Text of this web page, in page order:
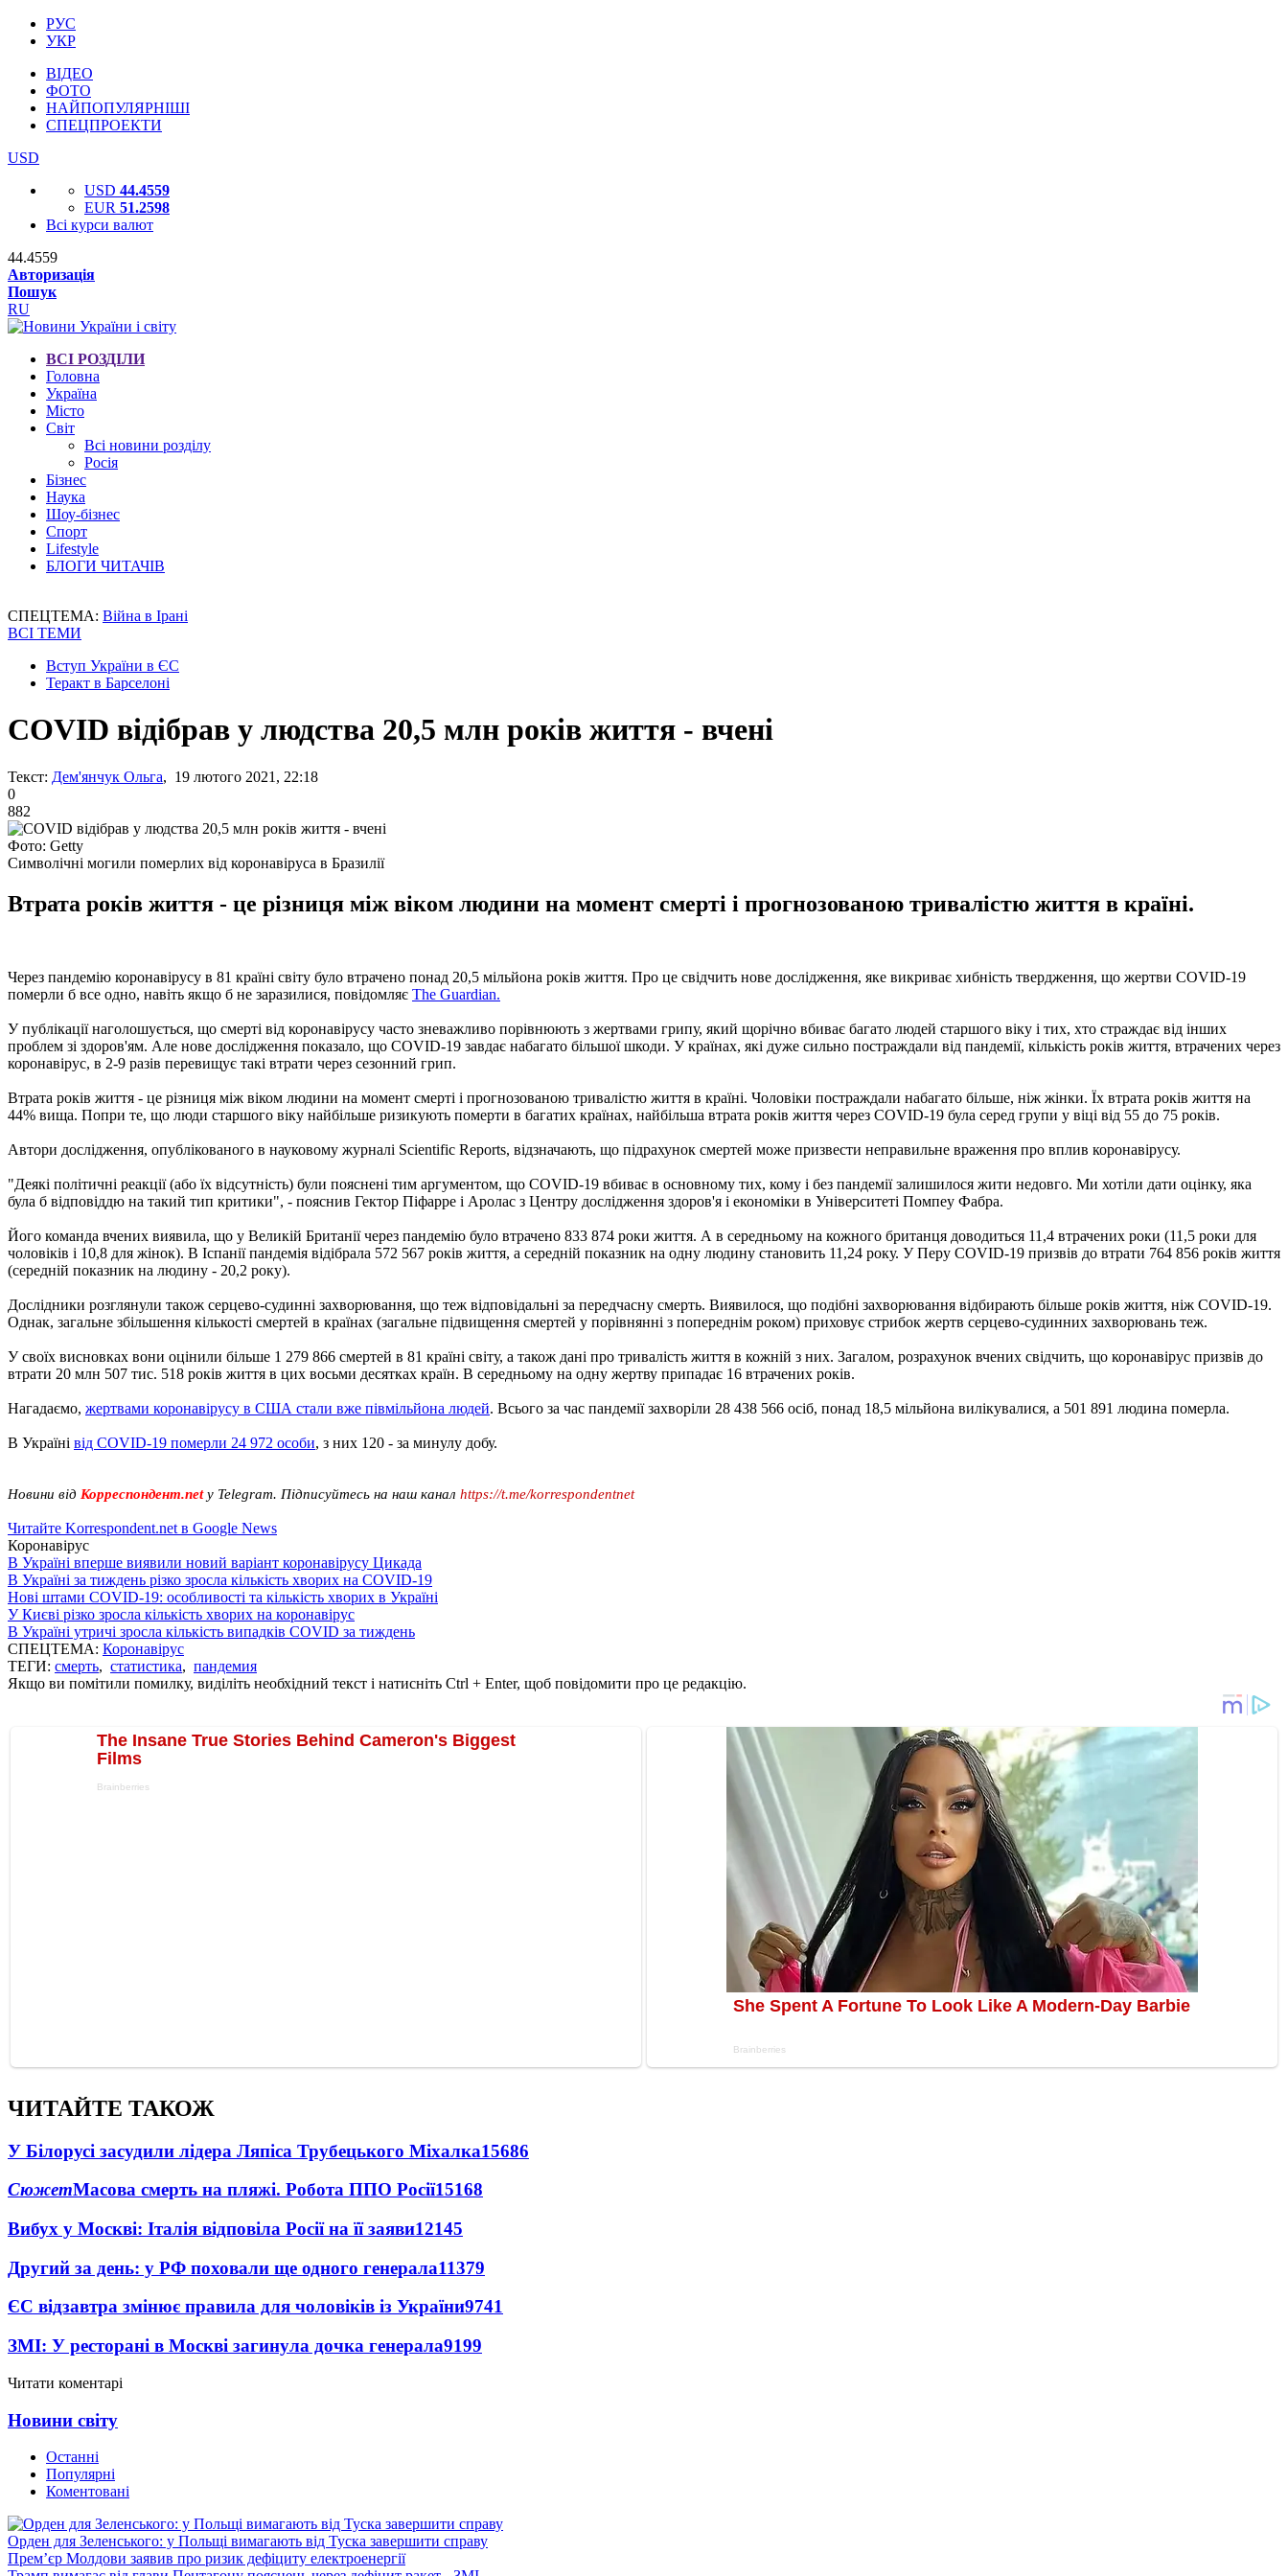
РУС
УКР
ВІДЕО
ФОТО
НАЙПОПУЛЯРНІШІ
СПЕЦПРОЕКТИ
USD
USD 44.4559
EUR 51.2598
Всі курси валют
44.4559
Авторизація
Пошук
RU
ВСІ РОЗДІЛИ
Головна
Україна
Місто
Світ
Всі новини розділу
Росія
Бізнес
Наука
Шоу-бізнес
Спорт
Lifestyle
БЛОГИ ЧИТАЧІВ
СПЕЦТЕМА: Війна в Ірані
ВСІ ТЕМИ
Вступ України в ЄС
Теракт в Барселоні
COVID відібрав у людства 20,5 млн років життя - вчені
Текст: Дем'янчук Ольга, 19 лютого 2021, 22:18
0
882
Фото: Getty
Символічні могили померлих від коронавіруса в Бразилії
Втрата років життя - це різниця між віком людини на момент смерті і прогнозованою тривалістю життя в країні.
Через пандемію коронавірусу в 81 країні світу було втрачено понад 20,5 мільйона років життя. Про це свідчить нове дослідження, яке викриває хибність твердження, що жертви COVID-19
померли б все одно, навіть якщо б не заразилися, повідомляє The Guardian.
У публікації наголошується, що смерті від коронавірусу часто зневажливо порівнюють з жертвами грипу, який щорічно вбиває багато людей старшого віку і тих, хто страждає від інших
проблем зі здоров'ям. Але нове дослідження показало, що COVID-19 завдає набагато більшої шкоди. У країнах, які дуже сильно постраждали від пандемії, кількість років життя, втрачених через
коронавірус, в 2-9 разів перевищує такі втрати через сезонний грип.
Втрата років життя - це різниця між віком людини на момент смерті і прогнозованою тривалістю життя в країні. Чоловіки постраждали набагато більше, ніж жінки. Їх втрата років життя на
44% вища. Попри те, що люди старшого віку найбільше ризикують померти в багатих країнах, найбільша втрата років життя через COVID-19 була серед групи у віці від 55 до 75 років.
Автори дослідження, опублікованого в науковому журналі Scientific Reports, відзначають, що підрахунок смертей може призвести неправильне враження про вплив коронавірусу.
"Деякі політичні реакції (або їх відсутність) були пояснені тим аргументом, що COVID-19 вбиває в основному тих, кому і без пандемії залишилося жити недовго. Ми хотіли дати оцінку, яка
була б відповіддю на такий тип критики", - пояснив Гектор Піфарре і Аролас з Центру дослідження здоров'я і економіки в Університеті Помпеу Фабра.
Його команда вчених виявила, що у Великій Британії через пандемію було втрачено 833 874 роки життя. А в середньому на кожного британця доводиться 11,4 втрачених роки (11,5 роки для
чоловіків і 10,8 для жінок). В Іспанії пандемія відібрала 572 567 років життя, а середній показник на одну людину становить 11,24 року. У Перу COVID-19 призвів до втрати 764 856 років життя
(середній показник на людину - 20,2 року).
Дослідники розглянули також серцево-судинні захворювання, що теж відповідальні за передчасну смерть. Виявилося, що подібні захворювання відбирають більше років життя, ніж COVID-19.
Однак, загальне збільшення кількості смертей в країнах (загальне підвищення смертей у порівнянні з попереднім роком) приховує стрибок жертв серцево-судинних захворювань теж.
У своїх висновках вони оцінили більше 1 279 866 смертей в 81 країні світу, а також дані про тривалість життя в кожній з них. Загалом, розрахунок вчених свідчить, що коронавірус призвів до
втрати 20 млн 507 тис. 518 років життя в цих восьми десятках країн. В середньому на одну жертву припадає 16 втрачених років.
Нагадаємо, жертвами коронавірусу в США стали вже півмільйона людей. Всього за час пандемії захворіли 28 438 566 осіб, понад 18,5 мільйона вилікувалися, а 501 891 людина померла.
В Україні від COVID-19 померли 24 972 особи, з них 120 - за минулу добу.
Новини від Корреспондент.netу Telegram. Підписуйтесь на наш канал https://t.me/korrespondentnet
Читайте Korrespondent.net в Google News
Коронавірус
В Україні вперше виявили новий варіант коронавірусу Цикада
В Україні за тиждень різко зросла кількість хворих на COVID-19
Нові штами COVID-19: особливості та кількість хворих в Україні
У Києві різко зросла кількість хворих на коронавірус
В Україні утричі зросла кількість випадків COVID за тиждень
СПЕЦТЕМА: Коронавірус
ТЕГИ: смерть, статистика, пандемия
Якщо ви помітили помилку, виділіть необхідний текст і натисніть Ctrl + Enter, щоб повідомити про це редакцію.
ЧИТАЙТЕ ТАКОЖ
У Білорусі засудили лідера Ляпіса Трубецького Міхалка15686
СюжетМасова смерть на пляжі. Робота ППО Росії15168
Вибух у Москві: Італія відповіла Росії на її заяви12145
Другий за день: у РФ поховали ще одного генерала11379
ЄС відзавтра змінює правила для чоловіків із України9741
ЗМІ: У ресторані в Москві загинула дочка генерала9199
Читати коментарі
Новини світу
Останні
Популярні
Коментовані
Орден для Зеленського: у Польщі вимагають від Туска завершити справу
Прем’єр Молдови заявив про ризик дефіциту електроенергії